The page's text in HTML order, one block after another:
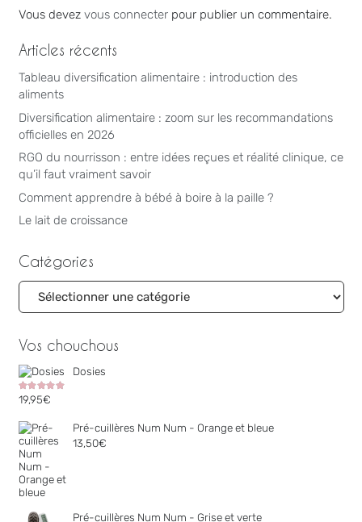
Vous devez vous connecterpour publier un commentaire.
Articles récents
Tableau diversification alimentaire : introduction des
aliments
Diversification alimentaire : zoom sur les recommandations
officielles en 2026
RGO du nourrisson : entre idées reçues et réalité clinique, ce
qu’il faut vraiment savoir
Comment apprendre à bébé à boire à la paille ?
Le lait de croissance
Catégories
Catégories
Vos chouchous
Dosies
Note5.00
19,95€
Pré-cuillères Num Num - Orange et bleue
13,50€
Pré-cuillères Num Num - Grise et verte